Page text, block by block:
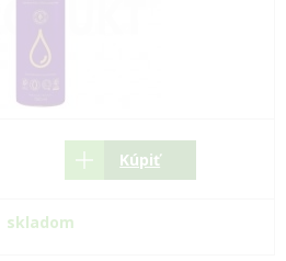
Kúpiť
skladom